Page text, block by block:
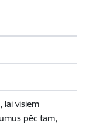
lai visiem
pēc tam,